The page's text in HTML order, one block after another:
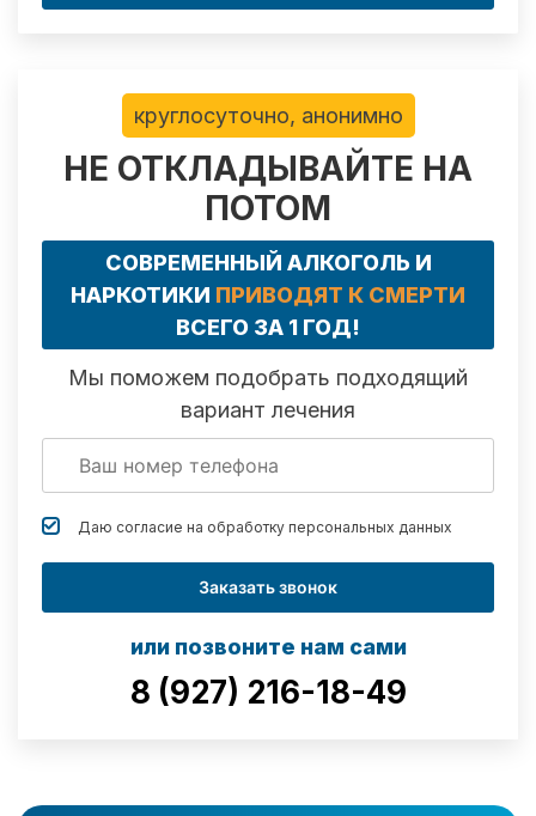
круглосуточно, анонимно
НЕ ОТКЛАДЫВАЙТЕ НА
ПОТОМ
СОВРЕМЕННЫЙ АЛКОГОЛЬ И
НАРКОТИКИ ПРИВОДЯТ К СМЕРТИ
ВСЕГО ЗА 1 ГОД!
Мы поможем подобрать подходящий
вариант лечения
Даю согласие на обработку персональных данных
Заказать звонок
или позвоните нам сами
8 (927) 216-18-49